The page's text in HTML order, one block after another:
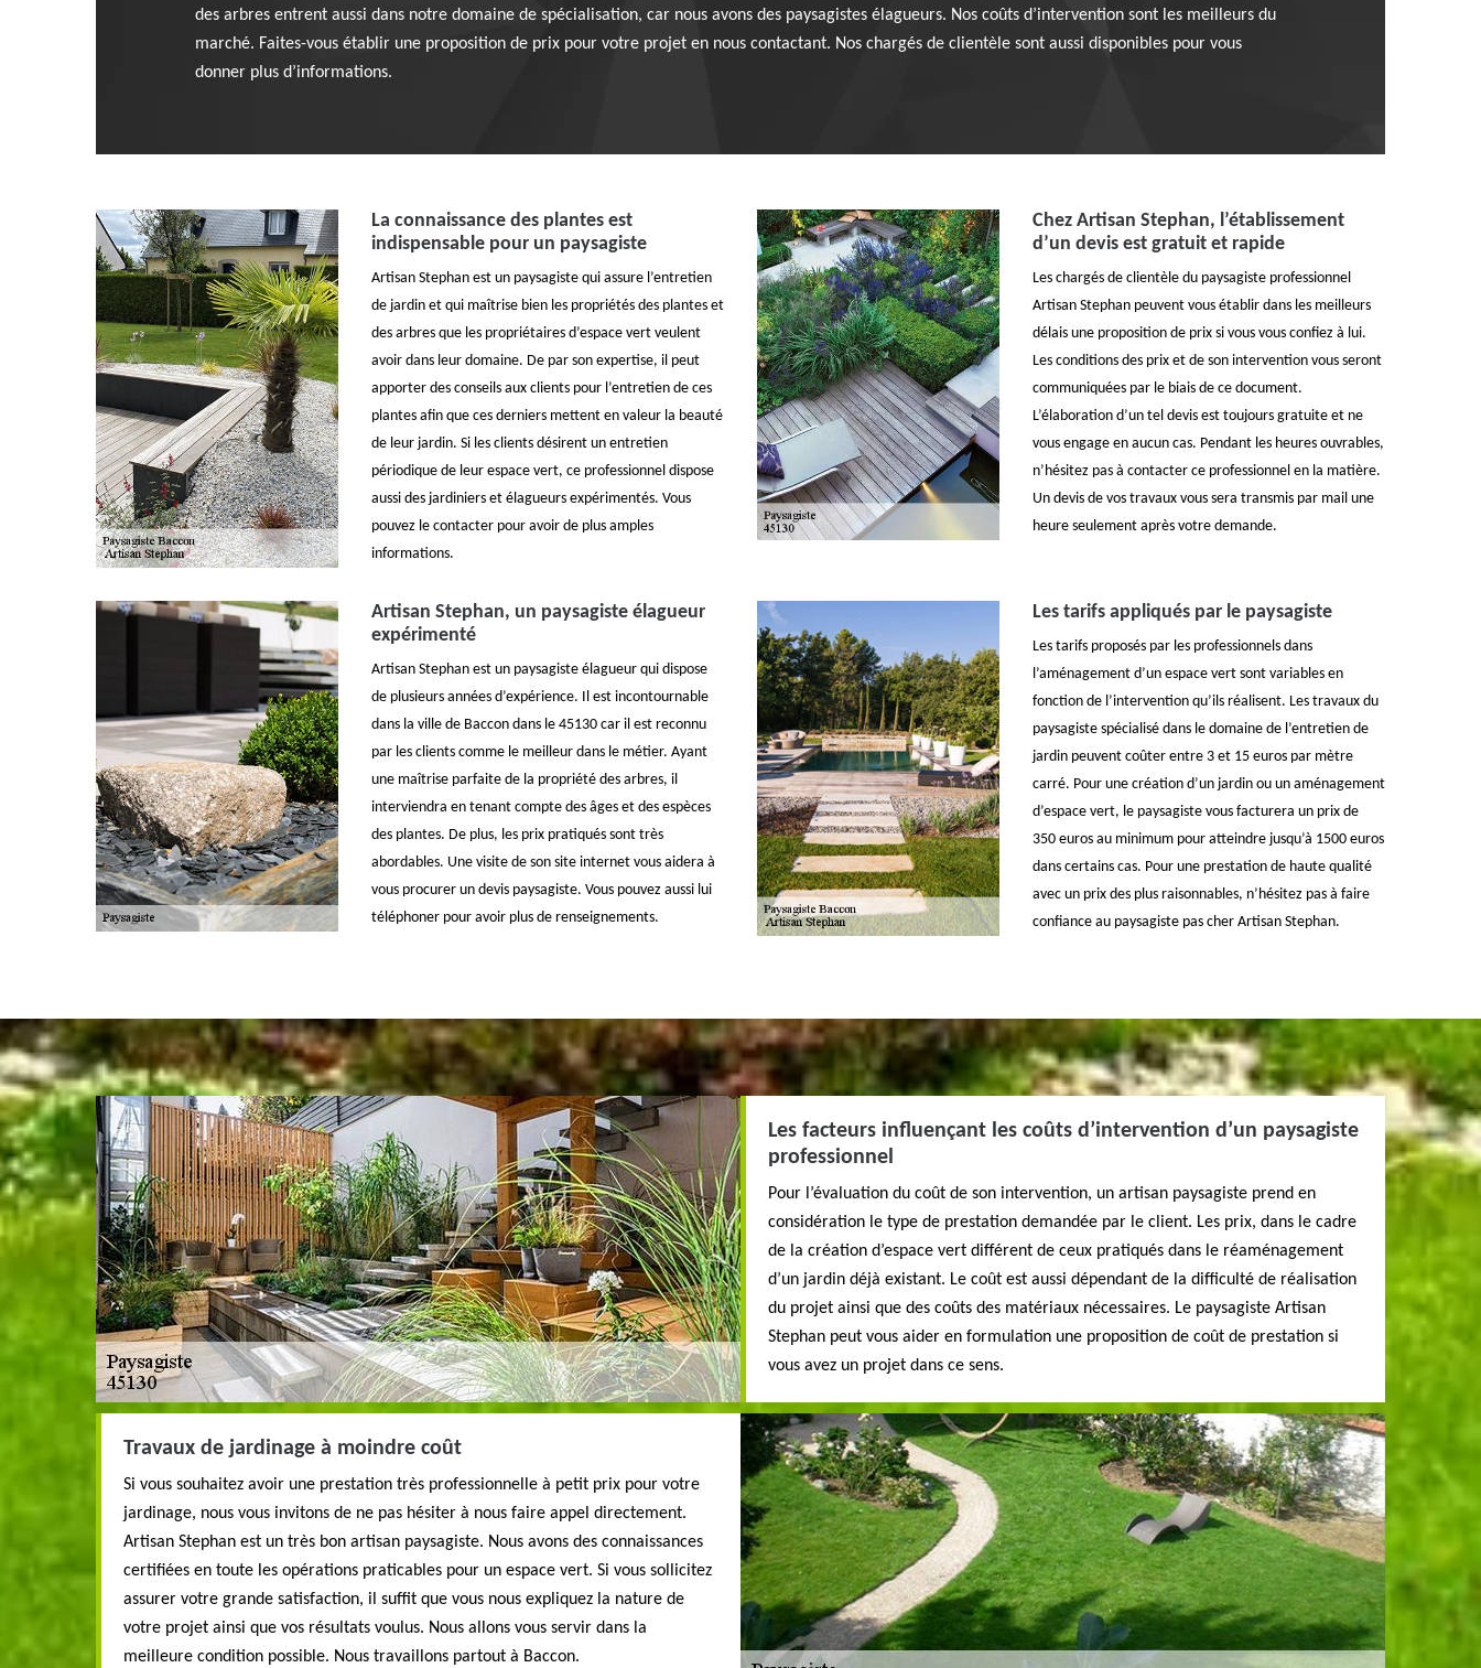
des arbres entrent aussi dans notre domaine de spécialisation, car nous avons des paysagistes élagueurs. Nos coûts d’intervention sont les meilleurs du
marché. Faites-vous établir une proposition de prix pour votre projet en nous contactant. Nos chargés de clientèle sont aussi disponibles pour vous
donner plus d’informations.
La connaissance des plantes est
indispensable pour un paysagiste
Artisan Stephan est un paysagiste qui assure l’entretien
de jardin et qui maîtrise bien les propriétés des plantes et
des arbres que les propriétaires d’espace vert veulent
avoir dans leur domaine. De par son expertise, il peut
apporter des conseils aux clients pour l’entretien de ces
plantes afin que ces derniers mettent en valeur la beauté
de leur jardin. Si les clients désirent un entretien
périodique de leur espace vert, ce professionnel dispose
aussi des jardiniers et élagueurs expérimentés. Vous
pouvez le contacter pour avoir de plus amples
informations.
Chez Artisan Stephan, l’établissement
d’un devis est gratuit et rapide
Les chargés de clientèle du paysagiste professionnel
Artisan Stephan peuvent vous établir dans les meilleurs
délais une proposition de prix si vous vous confiez à lui.
Les conditions des prix et de son intervention vous seront
communiquées par le biais de ce document.
L’élaboration d’un tel devis est toujours gratuite et ne
vous engage en aucun cas. Pendant les heures ouvrables,
n’hésitez pas à contacter ce professionnel en la matière.
Un devis de vos travaux vous sera transmis par mail une
heure seulement après votre demande.
Artisan Stephan, un paysagiste élagueur
expérimenté
Artisan Stephan est un paysagiste élagueur qui dispose
de plusieurs années d’expérience. Il est incontournable
dans la ville de Baccon dans le 45130 car il est reconnu
par les clients comme le meilleur dans le métier. Ayant
une maîtrise parfaite de la propriété des arbres, il
interviendra en tenant compte des âges et des espèces
des plantes. De plus, les prix pratiqués sont très
abordables. Une visite de son site internet vous aidera à
vous procurer un devis paysagiste. Vous pouvez aussi lui
téléphoner pour avoir plus de renseignements.
Les tarifs appliqués par le paysagiste
Les tarifs proposés par les professionnels dans
l’aménagement d’un espace vert sont variables en
fonction de l’intervention qu’ils réalisent. Les travaux du
paysagiste spécialisé dans le domaine de l’entretien de
jardin peuvent coûter entre 3 et 15 euros par mètre
carré. Pour une création d’un jardin ou un aménagement
d’espace vert, le paysagiste vous facturera un prix de
350 euros au minimum pour atteindre jusqu’à 1500 euros
dans certains cas. Pour une prestation de haute qualité
avec un prix des plus raisonnables, n’hésitez pas à faire
confiance au paysagiste pas cher Artisan Stephan.
Les facteurs influençant les coûts d’intervention d’un paysagiste
professionnel
Pour l’évaluation du coût de son intervention, un artisan paysagiste prend en
considération le type de prestation demandée par le client. Les prix, dans le cadre
de la création d’espace vert différent de ceux pratiqués dans le réaménagement
d’un jardin déjà existant. Le coût est aussi dépendant de la difficulté de réalisation
du projet ainsi que des coûts des matériaux nécessaires. Le paysagiste Artisan
Stephan peut vous aider en formulation une proposition de coût de prestation si
vous avez un projet dans ce sens.
Travaux de jardinage à moindre coût
Si vous souhaitez avoir une prestation très professionnelle à petit prix pour votre
jardinage, nous vous invitons de ne pas hésiter à nous faire appel directement.
Artisan Stephan est un très bon artisan paysagiste. Nous avons des connaissances
certifiées en toute les opérations praticables pour un espace vert. Si vous sollicitez
assurer votre grande satisfaction, il suffit que vous nous expliquez la nature de
votre projet ainsi que vos résultats voulus. Nous allons vous servir dans la
meilleure condition possible. Nous travaillons partout à Baccon.